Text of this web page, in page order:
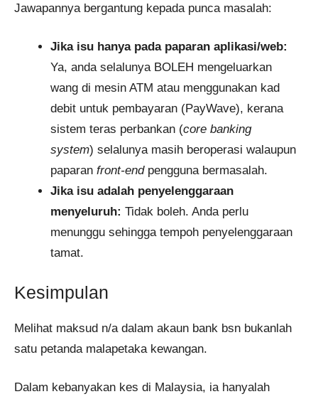
Jawapannya bergantung kepada punca masalah:
Jika isu hanya pada paparan aplikasi/web:
Ya, anda selalunya BOLEH mengeluarkan
wang di mesin ATM atau menggunakan kad
debit untuk pembayaran (PayWave), kerana
sistem teras perbankan (core banking
system) selalunya masih beroperasi walaupun
paparan front-endpengguna bermasalah.
Jika isu adalah penyelenggaraan
menyeluruh: Tidak boleh. Anda perlu
menunggu sehingga tempoh penyelenggaraan
tamat.
Kesimpulan
Melihat maksud n/a dalam akaun bank bsn bukanlah
satu petanda malapetaka kewangan.
Dalam kebanyakan kes di Malaysia, ia hanyalah